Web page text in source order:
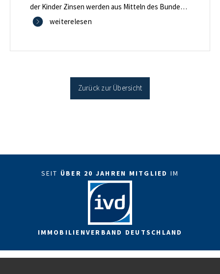
der Kinder Zinsen werden aus Mitteln des Bundes
verbilligt: Heutiger Zins bei 0,53 Prozent effektiv bei
Antragstellende verpflichten sich zu energetischer
Sanierung in Einzelmaßnahmen […]
weiterelesen
Zurück zur Übersicht
SEIT ÜBER 20 JAHREN MITGLIED IM
IMMOBILIENVERBAND DEUTSCHLAND